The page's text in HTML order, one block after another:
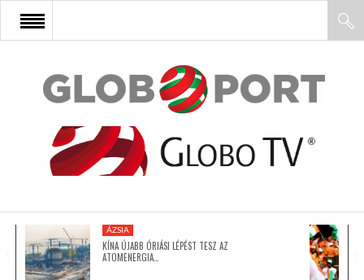
FŐOLDAL
AFRIKA
ÁZSIA
ÁZSIA
KÍNA ÚJABB ÓRIÁSI LÉPÉST TESZ AZ
ATOMENERGIA…